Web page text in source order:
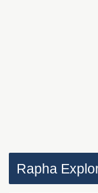
Rapha